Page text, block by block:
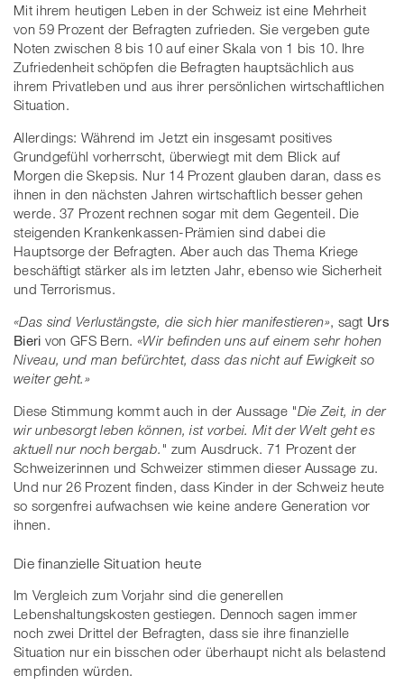
Mit ihrem heutigen Leben in der Schweiz ist eine Mehrheit
von 59 Prozent der Befragten zufrieden. Sie vergeben gute
Noten zwischen 8 bis 10 auf einer Skala von 1 bis 10. Ihre
Zufriedenheit schöpfen die Befragten hauptsächlich aus
ihrem Privatleben und aus ihrer persönlichen wirtschaftlichen
Situation.
Allerdings: Während im Jetzt ein insgesamt positives
Grundgefühl vorherrscht, überwiegt mit dem Blick auf
Morgen die Skepsis. Nur 14 Prozent glauben daran, dass es
ihnen in den nächsten Jahren wirtschaftlich besser gehen
werde. 37 Prozent rechnen sogar mit dem Gegenteil. Die
steigenden Krankenkassen-Prämien sind dabei die
Hauptsorge der Befragten. Aber auch das Thema Kriege
beschäftigt stärker als im letzten Jahr, ebenso wie Sicherheit
und Terrorismus.
«Das sind Verlustängste, die sich hier manifestieren», sagt Urs
Bieri von GFS Bern. «Wir befinden uns auf einem sehr hohen
Niveau, und man befürchtet, dass das nicht auf Ewigkeit so
weiter geht.»
Diese Stimmung kommt auch in der Aussage "Die Zeit, in der
wir unbesorgt leben können, ist vorbei. Mit der Welt geht es
aktuell nur noch bergab." zum Ausdruck. 71 Prozent der
Schweizerinnen und Schweizer stimmen dieser Aussage zu.
Und nur 26 Prozent finden, dass Kinder in der Schweiz heute
so sorgenfrei aufwachsen wie keine andere Generation vor
ihnen.
Die finanzielle Situation heute
Im Vergleich zum Vorjahr sind die generellen
Lebenshaltungskosten gestiegen. Dennoch sagen immer
noch zwei Drittel der Befragten, dass sie ihre finanzielle
Situation nur ein bisschen oder überhaupt nicht als belastend
empfinden würden.